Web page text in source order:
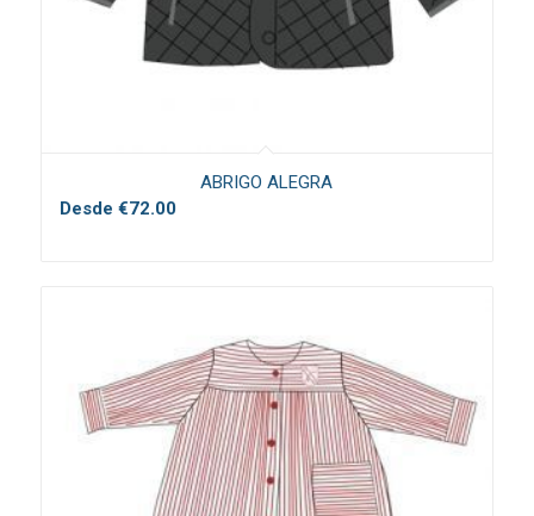
ABRIGO ALEGRA
Desde €72.00